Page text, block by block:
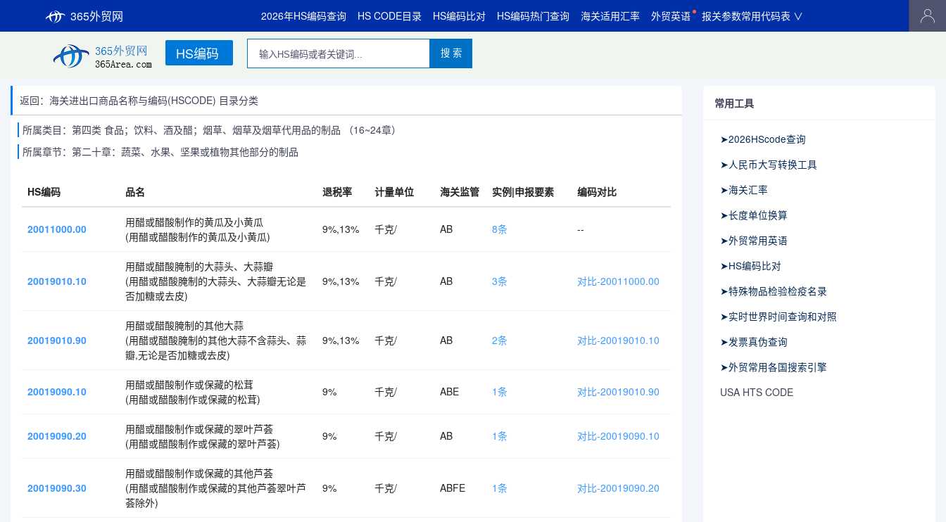
365外贸网 2026年HS编码查询 HS CODE目录 HS编码比对 HS编码热门查询 海关适用汇率 外贸英语 报关参数常用代码表 ∨
HS编码 搜 索
返回：海关进出口商品名称与编码(HSCODE) 目录分类
所属类目：第四类 食品；饮料、酒及醋；烟草、烟草及烟草代用品的制品 （16~24章）
所属章节：第二十章：蔬菜、水果、坚果或植物其他部分的制品
HS编码 品名 退税率 计量单位 海关监管 实例|申报要素 编码对比
20011000.00
用醋或醋酸制作的黄瓜及小黄瓜
(用醋或醋酸制作的黄瓜及小黄瓜)
9%,13% 千克/ AB 8条 --
20019010.10
用醋或醋酸腌制的大蒜头、大蒜瓣
(用醋或醋酸腌制的大蒜头、大蒜瓣无论是
否加糖或去皮)
9%,13% 千克/ AB 3条 对比-20011000.00
20019010.90
用醋或醋酸腌制的其他大蒜
(用醋或醋酸腌制的其他大蒜不含蒜头、蒜
瓣,无论是否加糖或去皮)
9%,13% 千克/ AB 2条 对比-20019010.10
20019090.10
用醋或醋酸制作或保藏的松茸
(用醋或醋酸制作或保藏的松茸)
9% 千克/ ABE 1条 对比-20019010.90
20019090.20
用醋或醋酸制作或保藏的翠叶芦荟
(用醋或醋酸制作或保藏的翠叶芦荟)
9% 千克/ AB 1条 对比-20019090.10
20019090.30
用醋或醋酸制作或保藏的其他芦荟
(用醋或醋酸制作或保藏的其他芦荟翠叶芦
荟除外)
9% 千克/ ABFE 1条 对比-20019090.20
常用工具
➤2026HScode查询
➤人民币大写转换工具
➤海关汇率
➤长度单位换算
➤外贸常用英语
➤HS编码比对
➤特殊物品检验检疫名录
➤实时世界时间查询和对照
➤发票真伪查询
➤外贸常用各国搜索引擎
USA HTS CODE